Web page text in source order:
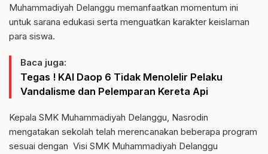
Muhammadiyah Delanggu memanfaatkan momentum ini
untuk sarana edukasi serta menguatkan karakter keislaman
para siswa.
Baca juga:
Tegas ! KAI Daop 6 Tidak Menolelir Pelaku
Vandalisme dan Pelemparan Kereta Api
Kepala SMK Muhammadiyah Delanggu, Nasrodin
mengatakan sekolah telah merencanakan beberapa program
sesuai dengan Visi SMK Muhammadiyah Delanggu